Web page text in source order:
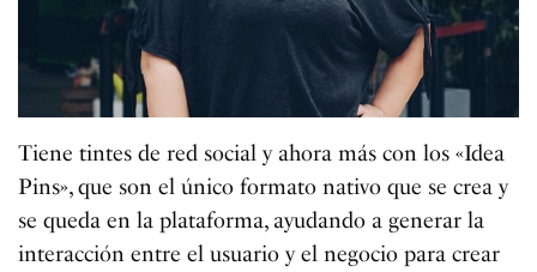
Tiene tintes de red social y ahora más con los «Idea
Pins», que son el único formato nativo que se crea y
se queda en la plataforma, ayudando a generar la
interacción entre el usuario y el negocio para crear